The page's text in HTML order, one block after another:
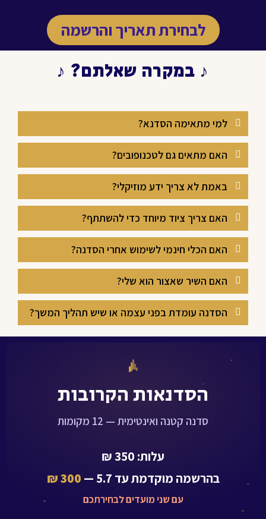
לבחירת תאריך והרשמה
♪ במקרה שאלתם?♪
למי מתאימה הסדנא?
האם מתאים גם לטכנופובים?
באמת לא צריך ידע מוזיקלי?
האם צריך ציוד מיוחד כדי להשתתף?
האם הכלי חינמי לשימוש אחרי הסדנה?
האם השיר שאצור הוא שלי?
הסדנה עומדת בפני עצמה או שיש תהליך המשך?
הסדנאות הקרובות
סדנה קטנה ואינטימית — 12 מקומות
עלות: 350 ₪
בהרשמה מוקדמת עד5.7
—
300 ₪
עם שני מועדים לבחירתכם